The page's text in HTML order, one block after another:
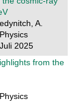
A.
2025
from the